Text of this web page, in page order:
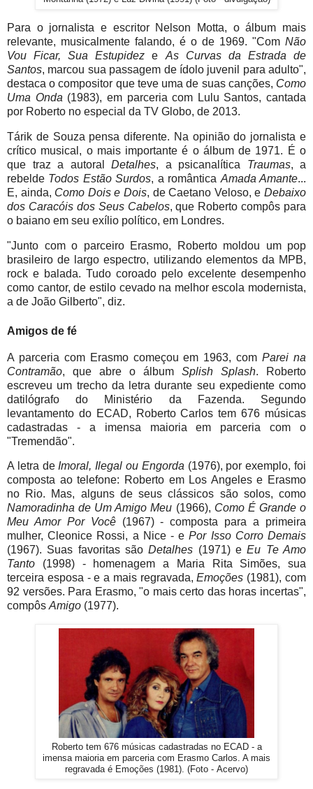
Para o jornalista e escritor Nelson Motta, o álbum mais
relevante, musicalmente falando, é o de 1969. "Com Não
Vou Ficar, Sua Estupidez e As Curvas da Estrada de
Santos, marcou sua passagem de ídolo juvenil para adulto",
destaca o compositor que teve uma de suas canções, Como
Uma Onda (1983), em parceria com Lulu Santos, cantada
por Roberto no especial da TV Globo, de 2013.
Tárik de Souza pensa diferente. Na opinião do jornalista e
crítico musical, o mais importante é o álbum de 1971. É o
que traz a autoral Detalhes, a psicanalítica Traumas, a
rebelde Todos Estão Surdos, a romântica Amada Amante...
E, ainda, Como Dois e Dois, de Caetano Veloso, eDebaixo
dos Caracóis dos Seus Cabelos, que Roberto compôs para
o baiano em seu exílio político, em Londres.
"Junto com o parceiro Erasmo, Roberto moldou um pop
brasileiro de largo espectro, utilizando elementos da MPB,
rock e balada. Tudo coroado pelo excelente desempenho
como cantor, de estilo cevado na melhor escola modernista,
a de João Gilberto", diz.
Amigos de fé
A parceria com Erasmo começou em 1963, comParei na
Contramão, que abre o álbum Splish Splash. Roberto
escreveu um trecho da letra durante seu expediente como
datilógrafo do Ministério da Fazenda. Segundo
levantamento do ECAD, Roberto Carlos tem 676 músicas
cadastradas - a imensa maioria em parceria com o
"Tremendão".
A letra de Imoral, Ilegal ou Engorda (1976), por exemplo, foi
composta ao telefone: Roberto em Los Angeles e Erasmo
no Rio. Mas, alguns de seus clássicos são solos, como
Namoradinha de Um Amigo Meu (1966), Como É Grande o
Meu Amor Por Você (1967) - composta para a primeira
mulher, Cleonice Rossi, a Nice - ePor Isso Corro Demais
(1967). Suas favoritas sãoDetalhes (1971) eEu Te Amo
Tanto (1998) - homenagem a Maria Rita Simões, sua
terceira esposa - e a mais regravada,Emoções (1981), com
92 versões. Para Erasmo, "o mais certo das horas incertas",
compôs Amigo (1977).
Roberto tem 676 músicas cadastradas no ECAD - a
imensa maioria em parceria com Erasmo Carlos. A mais
regravada é Emoções (1981). (Foto - Acervo)